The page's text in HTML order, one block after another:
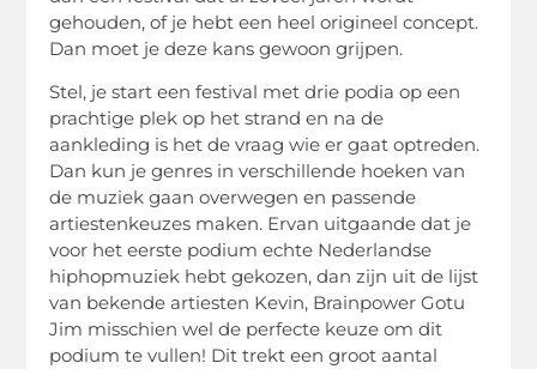
gehouden, of je hebt een heel origineel concept.
Dan moet je deze kans gewoon grijpen.
Stel, je start een festival met drie podia op een
prachtige plek op het strand en na de
aankleding is het de vraag wie er gaat optreden.
Dan kun je genres in verschillende hoeken van
de muziek gaan overwegen en passende
artiestenkeuzes maken. Ervan uitgaande dat je
voor het eerste podium echte Nederlandse
hiphopmuziek hebt gekozen, dan zijn uit de lijst
van bekende artiesten Kevin, Brainpower Gotu
Jim misschien wel de perfecte keuze om dit
podium te vullen! Dit trekt een groot aantal